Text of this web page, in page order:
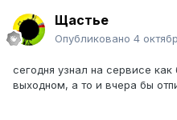
Щастье
Опубликовано 4
сегодня узнал на сервисе
выходном, а то и вчера бы